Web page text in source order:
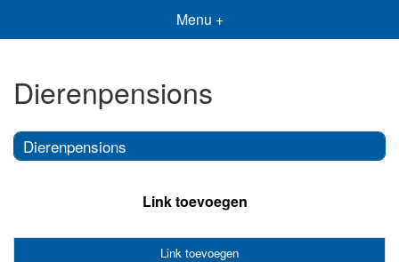
Menu +
Dierenpensions
Dierenpensions
Link toevoegen
Link toevoegen